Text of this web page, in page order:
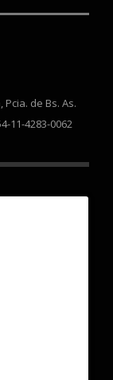
de Bs. As.
11-4283-0062